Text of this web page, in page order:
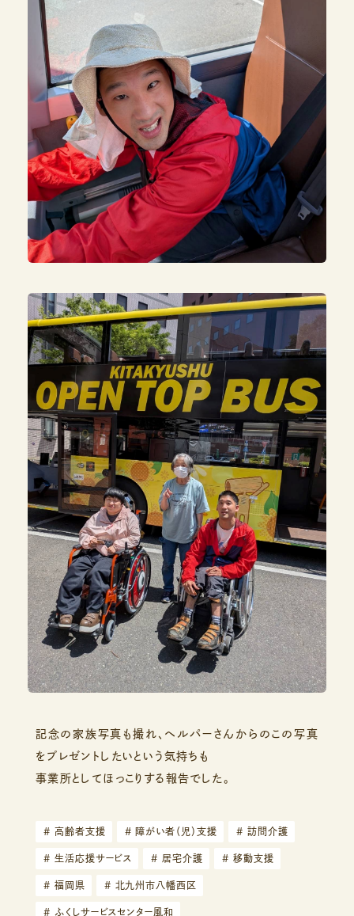
記念の家族写真も撮れ、ヘルパーさんからのこの写真
をプレゼントしたいという気持ちも
事業所としてほっこりする報告でした。
# 高齢者支援 # 障がい者（児）支援 # 訪問介護
# 生活応援サービス # 居宅介護 # 移動支援
# 福岡県 # 北九州市八幡西区
# ふくしサービスセンター風和